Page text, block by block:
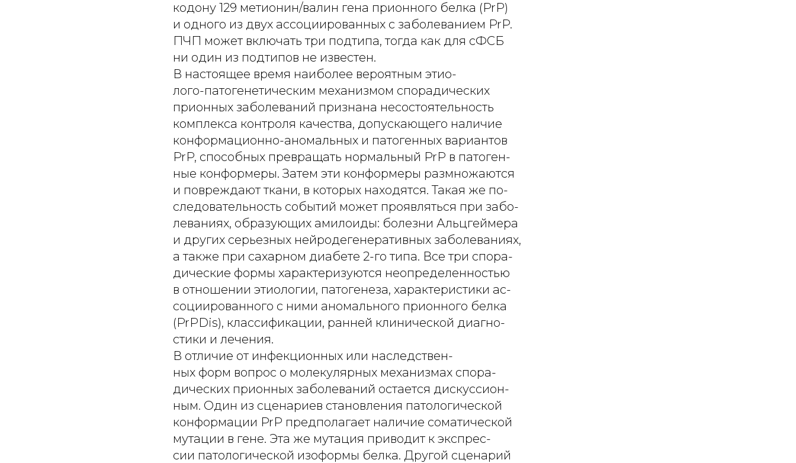
кодону 129 метионин/валин гена прионного белка (PrP)
и одного из двух ассоциированных с заболеванием PrP.
ПЧП может включать три подтипа, тогда как для сФСБ
ни один из подтипов не известен.
В настоящее время наиболее вероятным этио-
лого-патогенетическим механизмом спорадических
прионных заболеваний признана несостоятельность
комплекса контроля качества, допускающего наличие
конформационно-аномальных и патогенных вариантов
PrP, способных превращать нормальный PrP в патоген-
ные конформеры. Затем эти конформеры размножаются
и повреждают ткани, в которых находятся. Такая же по-
следовательность событий может проявляться при забо-
леваниях, образующих амилоиды: болезни Альцгеймера
и других серьезных нейродегенеративных заболеваниях,
а также при сахарном диабете 2-го типа. Все три спора-
дические формы характеризуются неопределенностью
в отношении этиологии, патогенеза, характеристики ас-
социированного с ними аномального прионного белка
(PrPDis), классификации, ранней клинической диагно-
стики и лечения.
В отличие от инфекционных или наследствен-
ных форм вопрос о молекулярных механизмах спора-
дических прионных заболеваний остается дискуссион-
ным. Один из сценариев становления патологической
конформации PrP предполагает наличие соматической
мутации в гене. Эта же мутация приводит к экспрес-
сии патологической изоформы белка. Другой сценарий